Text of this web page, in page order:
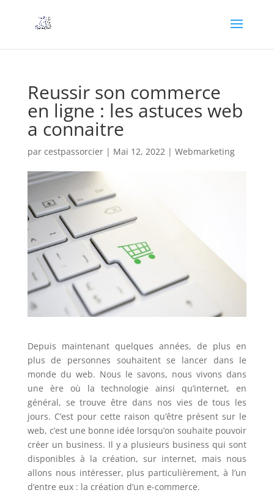
Reussir son commerce
en ligne : les astuces web
a connaitre
par cestpassorcier| Mai 12, 2022| Webmarketing
Depuis maintenant quelques années, de plus en
plus de personnes souhaitent se lancer dans le
monde du web. Nous le savons, nous vivons dans
une ère où la technologie ainsi qu’internet, en
général, se trouve être dans nos vies de tous les
jours. C’est pour cette raison qu’être présent sur le
web, c’est une bonne idée lorsqu’on souhaite pouvoir
créer un business. Il y a plusieurs business qui sont
disponibles à la création, sur internet, mais nous
allons nous intéresser, plus particulièrement, à l’un
d’entre eux : la création d’un e-commerce.